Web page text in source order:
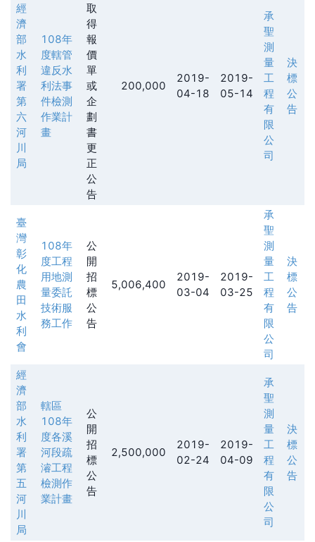
經
濟
部
水
利
署
第
六
河
川
局
108年
度轄管
違反水
利法事
件檢測
作業計
畫
取
得
報
價
單
或
企
劃
書
更
正
公
告
200,000
2019-
04-18
2019-
05-14
承
聖
測
量
工
程
有
限
公
司
決
標
公
告
臺
灣
彰
化
農
田
水
利
會
108年
度工程
用地測
量委託
技術服
務工作
公
開
招
標
公
告
5,006,400
2019-
03-04
2019-
03-25
承
聖
測
量
工
程
有
限
公
司
決
標
公
告
經
濟
部
水
利
署
第
五
河
川
局
轄區
108年
度各溪
河段疏
濬工程
檢測作
業計畫
公
開
招
標
公
告
2,500,000
2019-
02-24
2019-
04-09
承
聖
測
量
工
程
有
限
公
司
決
標
公
告